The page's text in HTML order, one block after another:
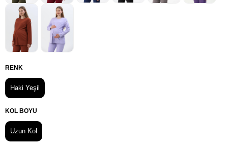
RENK
Haki Yeşil
KOL BOYU
Uzun Kol